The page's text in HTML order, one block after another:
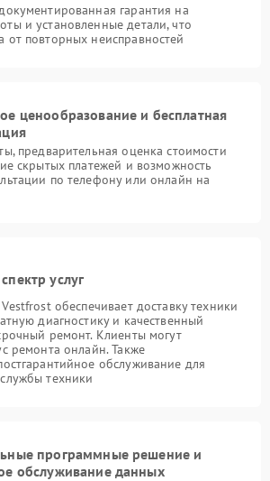
гарантия на
и установленные детали, что
от повторных неисправностей
ценообразование и бесплатная
предварительная оценка стоимости
скрытых платежей и возможность
по телефону или онлайн на
услуг
обеспечивает доставку техники
диагностику и качественный
ремонт. Клиенты могут
ремонта онлайн. Также
обслуживание для
техники
программные решение и
обслуживание данных